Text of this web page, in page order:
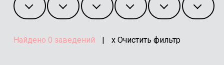
Найдено 0 заведений | x Очистить фильтр